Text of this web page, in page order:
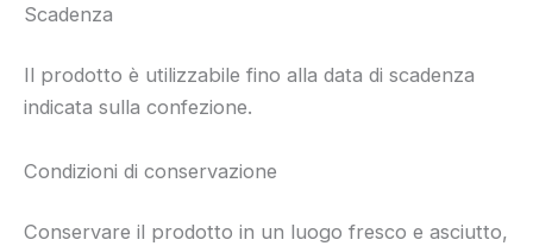
Scadenza
Il prodotto è utilizzabile fino alla data di scadenza
indicata sulla confezione.
Condizioni di conservazione
Conservare il prodotto in un luogo fresco e asciutto,